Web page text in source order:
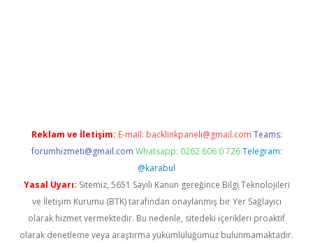
Reklam ve İletişim: E-mail: backlinkpaneli@gmail.com Teams:
forumhizmeti@gmail.com Whatsapp: 0262 606 0 726 Telegram:
@karabul
Yasal Uyarı: Sitemiz, 5651 Sayılı Kanun gereğince Bilgi Teknolojileri
ve İletişim Kurumu (BTK) tarafından onaylanmış bir Yer Sağlayıcı
olarak hizmet vermektedir. Bu nedenle, sitedeki içerikleri proaktif
olarak denetleme veya araştırma yükümlülüğümüz bulunmamaktadır.